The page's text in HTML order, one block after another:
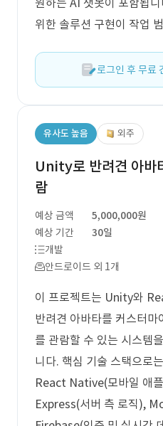
원하는 AI 챗봇이 포함됩
위한 솔루션 구현이 작업
로그인 후 무료
유사도 높음 외주
Unity로 반려견 아바
람
예상 금액
5,000,000원
예상 기간
30일
개발
안드로이드 외 1개
이 프로젝트는 Unity와
반려견 아바타를 커스터
를 관람할 수 있는 시스템
니다. 핵심 기술 스택으로
React Native(모바일 애
Express(서버 측 로직),